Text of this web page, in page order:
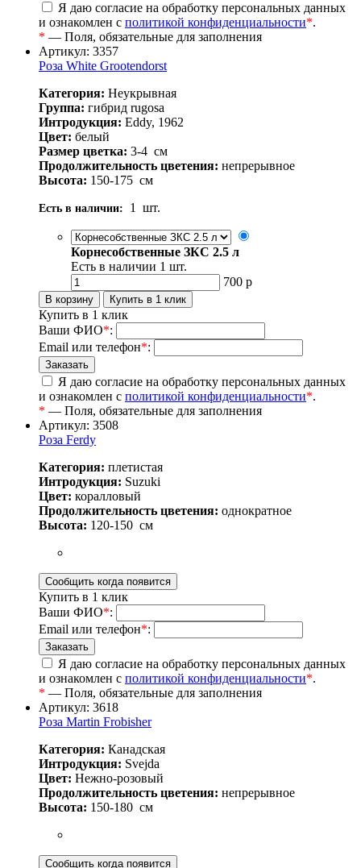
Я даю согласие на обработку персональных данных
и ознакомлен с политикой конфиденциальности*.
* — Поля, обязательные для заполнения
Артикул: 3357
Роза White Grootendorst
Категория: Неукрывная
Группа: гибрид rugosa
Интродукция: Eddy, 1962
Цвет: белый
Размер цветка: 3-4 см
Продолжительность цветения: непрерывное
Высота: 150-175 см
Есть в наличии: 1 шт.
Корнесобственные ЗКС 2.5 л
Есть в наличии 1 шт.
700 р
Купить в 1 клик
Ваши ФИО*:
Email или телефон*:
Я даю согласие на обработку персональных данных
и ознакомлен с политикой конфиденциальности*.
* — Поля, обязательные для заполнения
Артикул: 3508
Роза Ferdy
Категория: плетистая
Интродукция: Suzuki
Цвет: коралловый
Продолжительность цветения: однократное
Высота: 120-150 см
Купить в 1 клик
Ваши ФИО*:
Email или телефон*:
Я даю согласие на обработку персональных данных
и ознакомлен с политикой конфиденциальности*.
* — Поля, обязательные для заполнения
Артикул: 3618
Роза Martin Frobisher
Категория: Канадская
Интродукция: Svejda
Цвет: Нежно-розовый
Продолжительность цветения: непрерывное
Высота: 150-180 см